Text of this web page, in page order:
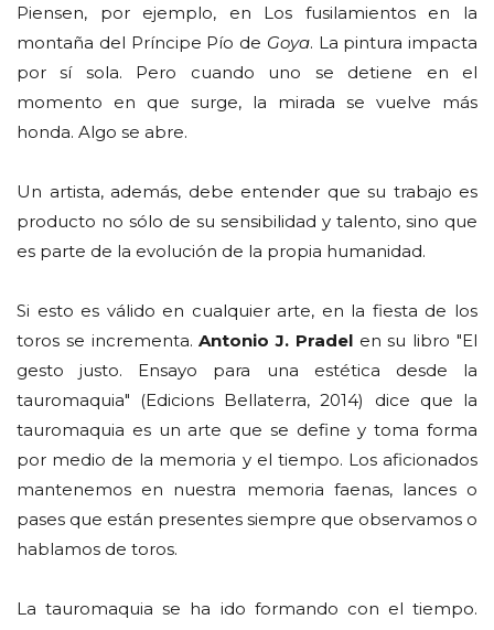
Piensen, por ejemplo, en Los fusilamientos en la
montaña del Príncipe Pío de Goya. La pintura impacta
por sí sola. Pero cuando uno se detiene en el
momento en que surge, la mirada se vuelve más
honda. Algo se abre.
Un artista, además, debe entender que su trabajo es
producto no sólo de su sensibilidad y talento, sino que
es parte de la evolución de la propia humanidad.
Si esto es válido en cualquier arte, en la fiesta de los
toros se incrementa.Antonio J. Pradel en su libro "El
gesto justo. Ensayo para una estética desde la
tauromaquia" (Edicions Bellaterra, 2014) dice que la
tauromaquia es un arte que se define y toma forma
por medio de la memoria y el tiempo. Los aficionados
mantenemos en nuestra memoria faenas, lances o
pases que están presentes siempre que observamos o
hablamos de toros.
La tauromaquia se ha ido formando con el tiempo.